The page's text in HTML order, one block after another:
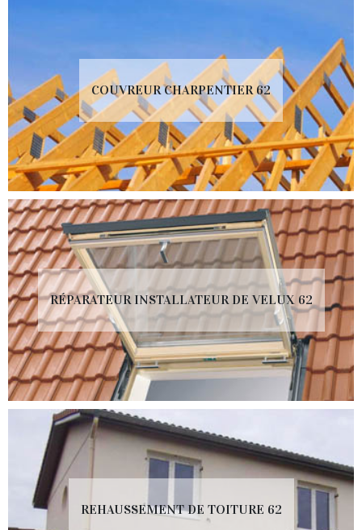
COUVREUR CHARPENTIER 62
RÉPARATEUR INSTALLATEUR DE VELUX 62
REHAUSSEMENT DE TOITURE 62